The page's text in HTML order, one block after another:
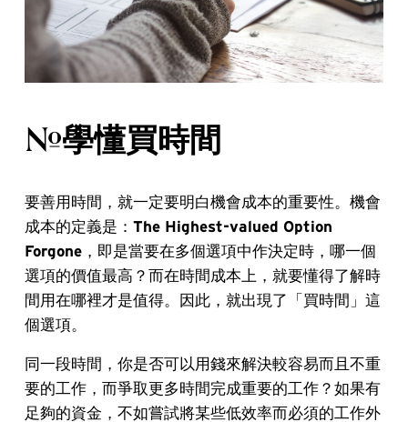
#學懂買時間
要善用時間，就一定要明白機會成本的重要性。機會
成本的定義是： The Highest-valued Option
Forgone，即是當要在多個選項中作決定時，哪一個
選項的價值最高？而在時間成本上，就要懂得了解時
間用在哪裡才是值得。因此，就出現了「買時間」這
個選項。
同一段時間，你是否可以用錢來解決較容易而且不重
要的工作，而爭取更多時間完成重要的工作？如果有
足夠的資金，不如嘗試將某些低效率而必須的工作外